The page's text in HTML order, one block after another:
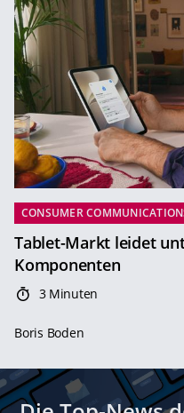
CONSUMER
Tablet-Markt leidet
Komponenten
3 Minuten
Boris Boden